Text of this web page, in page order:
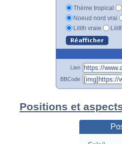
Thème tropical
Noeud nord vrai
Lilith vraie
Lien
BBCode
Positions et